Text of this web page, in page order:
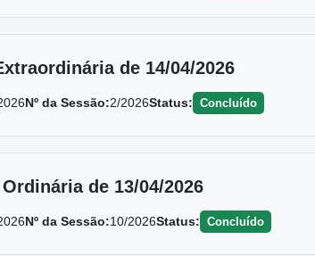
de 14/04/2026
Nº da Sessão:2/2026Status: Concluído
Ordinária de 13/04/2026
Nº da Sessão:10/2026Status: Concluído